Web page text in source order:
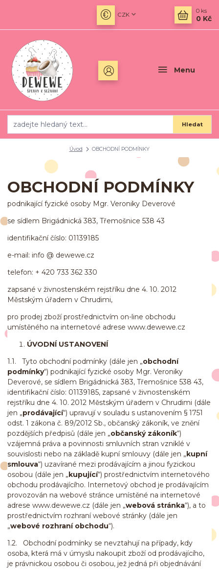
Menu
CZK
Hledat
0 ks
0 Kč
Úvod OBCHODNÍ PODMÍNKY
OBCHODNÍ PODMÍNKY
podnikající fyzické osoby Mgr. Veroniky Deverové
se sídlem Brigádnická 383, Třemošnice 538 43
identifikační číslo: 01139185
e-mail: info @ dewewe.cz
telefon: + 420 733 362 330
zapsané v živnostenském rejstříku dne 4. 10. 2012
Městským úřadem v Chrudimi,
pro prodej zboží prostřednictvím on-line obchodu
umístěného na internetové adrese www.dewewe.cz
ÚVODNÍ USTANOVENÍ
1.1. Tyto obchodní podmínky (dále jen „obchodní
podmínky“) podnikající fyzické osoby Mgr. Veroniky
Deverové, se sídlem Brigádnická 383, Třemošnice 538 43,
identifikační číslo: 01139185, zapsané v živnostenském
rejstříku dne 4. 10. 2012 Městským úřadem v Chrudimi (dále
jen „prodávající“) upravují v souladu s ustanovením § 1751
odst. 1 zákona č. 89/2012 Sb., občanský zákoník, ve znění
pozdějších předpisů (dále jen „občanský zákoník“)
vzájemná práva a povinnosti smluvních stran vzniklé v
souvislosti nebo na základě kupní smlouvy (dále jen „kupní
smlouva“) uzavírané mezi prodávajícím a jinou fyzickou
osobou (dále jen „kupující“) prostřednictvím internetového
obchodu prodávajícího. Internetový obchod je prodávajícím
provozován na webové stránce umístěné na internetové
adrese www.dewewe.cz (dále jen „webová stránka“), a to
prostřednictvím rozhraní webové stránky (dále jen
„webové rozhraní obchodu“).
1.2. Obchodní podmínky se nevztahují na případy, kdy
osoba, která má v úmyslu nakoupit zboží od prodávajícího,
je právnickou osobou či osobou, jež jedná při objednávání